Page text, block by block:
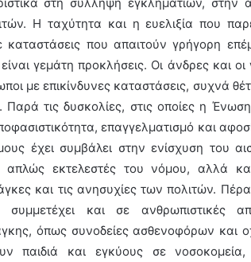
Η ταχύτητα και η ευελιξία που
καταστάσεις που απαιτούν γρήγορη
γεμάτη προκλήσεις. Οι άνδρες και οι
με επικίνδυνες καταστάσεις, συχνά
τις δυσκολίες, στις οποίες η
επαγγελματισμό και
έχει συμβάλει στην ενίσχυση του
απλώς εκτελεστές του νόμου, αλλά
και τις ανησυχίες των πολιτών.
και σε ανθρωπιστικές
όπως συνοδείες ασθενοφόρων και
παιδιά και εγκύους σε νοσοκομεία,